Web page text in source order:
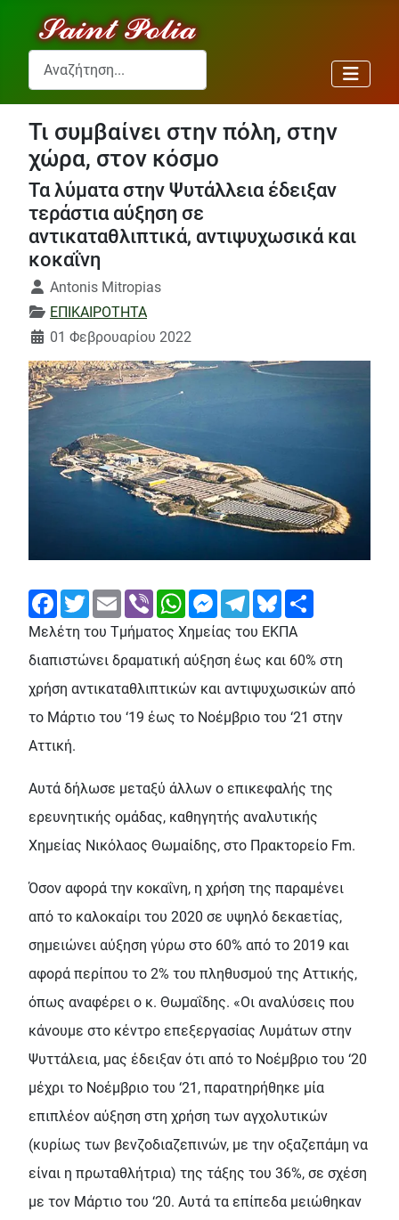
Αναζήτηση...
Τι συμβαίνει στην πόλη, στην
χώρα, στον κόσμο
Τα λύματα στην Ψυτάλλεια έδειξαν
τεράστια αύξηση σε
αντικαταθλιπτικά, αντιψυχωσικά και
κοκαΐνη
Λεπτομέρειες
Antonis Mitropias
ΕΠΙΚΑΙΡΟΤΗΤΑ
01 Φεβρουαρίου 2022
FacebookTwitterEmail Viber WhatsAppMessengerTelegramBluesky
Μελέτη του Τμήματος Χημείας του ΕΚΠΑ
διαπιστώνει δραματική αύξηση έως και 60% στη
χρήση αντικαταθλιπτικών και αντιψυχωσικών από
το Μάρτιο του ‘19 έως το Νοέμβριο του ‘21 στην
Αττική.
Αυτά δήλωσε μεταξύ άλλων ο επικεφαλής της
ερευνητικής ομάδας, καθηγητής αναλυτικής
Χημείας Νικόλαος Θωμαίδης, στο Πρακτορείο Fm.
Όσον αφορά την κοκαΐνη, η χρήση της παραμένει
από το καλοκαίρι του 2020 σε υψηλό δεκαετίας,
σημειώνει αύξηση γύρω στο 60% από το 2019 και
αφορά περίπου το 2% του πληθυσμού της Αττικής,
όπως αναφέρει ο κ. Θωμαΐδης. «Οι αναλύσεις που
κάνουμε στο κέντρο επεξεργασίας Λυμάτων στην
Ψυττάλεια, μας έδειξαν ότι από το Νοέμβριο του ‘20
μέχρι το Νοέμβριο του ‘21, παρατηρήθηκε μία
επιπλέον αύξηση στη χρήση των αγχολυτικών
(κυρίως των βενζοδιαζεπινών, με την οξαζεπάμη να
είναι η πρωταθλήτρια) της τάξης του 36%, σε σχέση
με τον Μάρτιο του ‘20. Αυτά τα επίπεδα μειώθηκαν